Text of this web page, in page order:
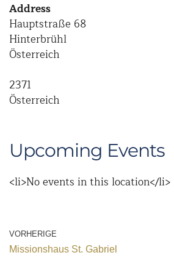
Address
Hauptstraße 68
Hinterbrühl
Österreich
2371
Österreich
Upcoming Events
<li>No events in this location</li>
VORHERIGE
Missionshaus St. Gabriel